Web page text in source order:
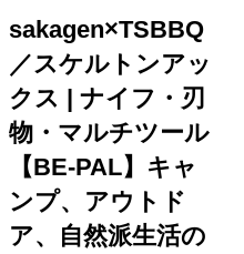
sakagen×TSBBQ
／スケルトンアッ
クス | ナイフ・刃
物・マルチツール
【BE-PAL】キャ
ンプ、アウトド
ア、自然派生活の